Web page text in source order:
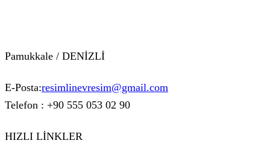
Pamukkale / DENİZLİ
E-Posta:resimlinevresim@gmail.com
Telefon : +90 555 053 02 90
HIZLI LİNKLER